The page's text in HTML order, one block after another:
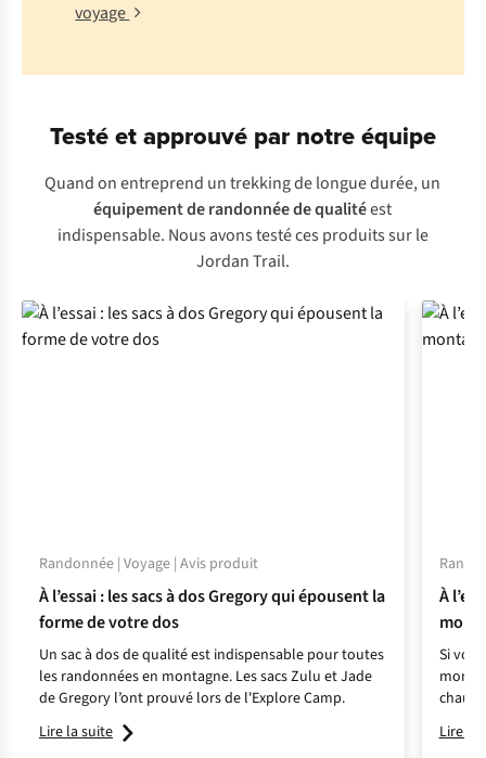
voyage
Testé et approuvé par notre équipe
Quand on entreprend un trekking de longue durée, un
équipement de randonnée de qualitéest
indispensable. Nous avons testé ces produits sur le
Jordan Trail.
Randonnée | Voyage | Avis produit
À l’essai : les sacs à dos Gregory qui épousent la
forme de votre dos
Un sac à dos de qualité est indispensable pour toutes
les randonnées en montagne. Les sacs Zulu et Jade
de Gregory l’ont prouvé lors de l'Explore Camp.
Lire la suite
À
Si
Lire la